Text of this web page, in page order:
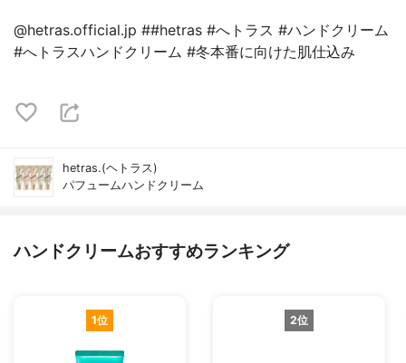
@hetras.official.jp ##hetras #へトラス #ハンドクリーム
#へトラスハンドクリーム #冬本番に向けた肌仕込み
hetras.(ヘトラス)
パフュームハンドクリーム
ハンドクリームおすすめランキング
1位 2位